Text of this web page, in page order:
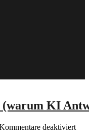
KI
deaktiviertfür